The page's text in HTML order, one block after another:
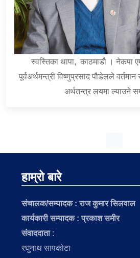
स्वस्तिका थापा, काठमाडौ । नेकपा
पूर्वअर्थमन्त्री विष्णुप्रसाद पौडेलले
अर्थतन्त्र लयमा ल्याउने
हाम्रो बारे
संचालक/सम्पादक :राज कुमार सिलवाल
कार्यकारी सम्पादक : प्रकाश समीर
संवाददाता:
रघुनाथ सापकोटा